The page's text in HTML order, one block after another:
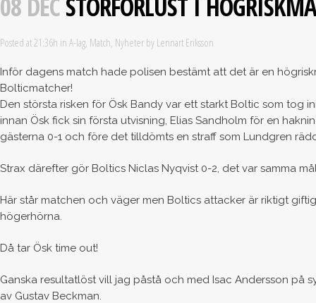
08 DECSTORFÖRLUST I
Posted at 21:36h in A-lag, Match, Nyheter by Lennart Eriksson
Inför dagens match hade polisen bestämt att det är en
Bolticmatcher!
Den största risken för Ösk Bandy var ett starkt Boltic som tog
innan Ösk fick sin första utvisning, Elias Sandholm för en
gästerna 0-1 och före det tilldömts en straff som Lundgren
Strax därefter gör Boltics Niclas Nyqvist 0-2, det var samma
Här står matchen och väger men Boltics attacker är riktigt
högerhörna.
Då tar Ösk time out!
Ganska resultatlöst vill jag påstå och med Isac Andersson på
av Gustav Beckman.